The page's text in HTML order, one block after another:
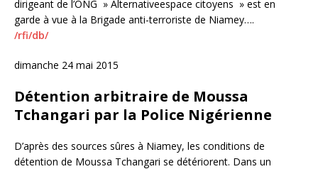
dirigeant de l’ONG » Alternativeespace citoyens » est en
garde à vue à la Brigade anti-terroriste de Niamey….
/rfi/db/
dimanche 24 mai 2015
Détention arbitraire de Moussa
Tchangari par la Police Nigérienne
D’après des sources sûres à Niamey, les conditions de
détention de Moussa Tchangari se détériorent. Dans un